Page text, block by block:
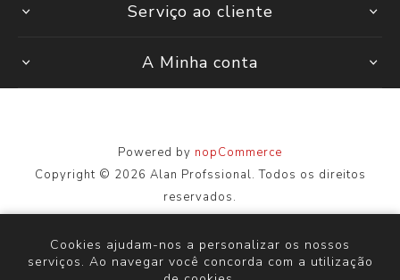
Serviço ao cliente
A Minha conta
Powered by nopCommerce
Copyright © 2026 Alan Profssional. Todos os direitos
reservados.
Todos os preços são inseridos, incluindo impostos. Excluindo
envio
Cookies ajudam-nos a personalizar os nossos
serviços. Ao navegar você concorda com a utilização